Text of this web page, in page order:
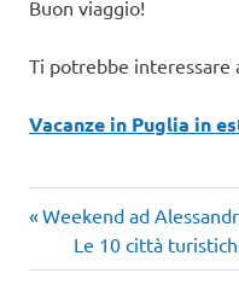
Buon viaggio!
Ti potrebbe interessare
Vacanze in Puglia in
Italia
week
Navigazione
articoli
Articolo
precedente:
Weekend ad
Articolo
successivo:
Le 10 città